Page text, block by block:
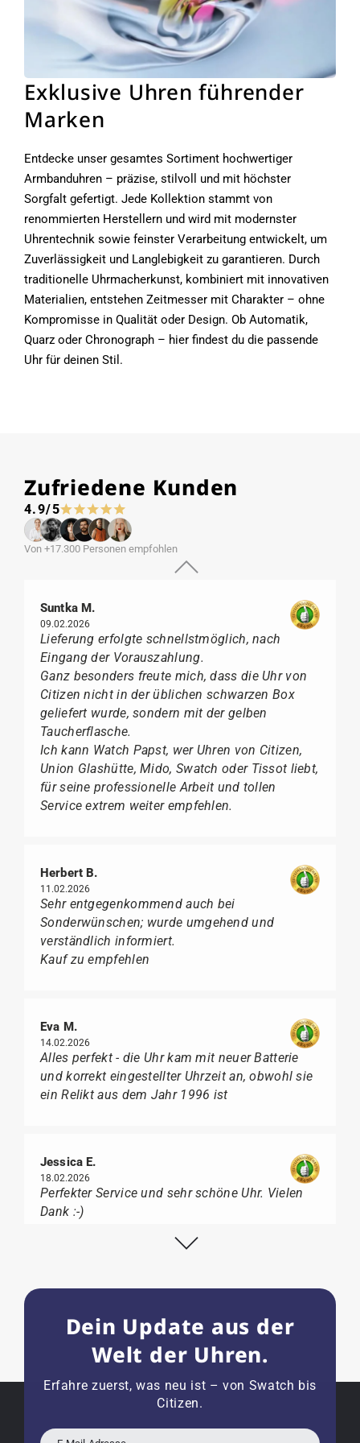
Exklusive Uhren führender
Marken
Entdecke unser gesamtes Sortiment hochwertiger
Armbanduhren – präzise, stilvoll und mit höchster
Sorgfalt gefertigt. Jede Kollektion stammt von
renommierten Herstellern und wird mit modernster
Uhrentechnik sowie feinster Verarbeitung entwickelt, um
Zuverlässigkeit und Langlebigkeit zu garantieren. Durch
traditionelle Uhrmacherkunst, kombiniert mit innovativen
Materialien, entstehen Zeitmesser mit Charakter – ohne
Kompromisse in Qualität oder Design. Ob Automatik,
Quarz oder Chronograph – hier findest du die passende
Uhr für deinen Stil.
Zufriedene Kunden
4.9/5
Von +17.300 Personen empfohlen
Suntka M.
09.02.2026
Lieferung erfolgte schnellstmöglich, nach
Eingang der Vorauszahlung.
Ganz besonders freute mich, dass die Uhr von
Citizen nicht in der üblichen schwarzen Box
geliefert wurde, sondern mit der gelben
Taucherflasche.
Ich kann Watch Papst, wer Uhren von Citizen,
Union Glashütte, Mido, Swatch oder Tissot liebt,
für seine professionelle Arbeit und tollen
Service extrem weiter empfehlen.
Herbert B.
11.02.2026
Sehr entgegenkommend auch bei
Sonderwünschen; wurde umgehend und
verständlich informiert.
Kauf zu empfehlen
Eva M.
14.02.2026
Alles perfekt - die Uhr kam mit neuer Batterie
und korrekt eingestellter Uhrzeit an, obwohl sie
ein Relikt aus dem Jahr 1996 ist
Jessica E.
18.02.2026
Perfekter Service und sehr schöne Uhr. Vielen
Dank :-)
To find a new in the box watch from 2003 is
really a time capsule! Very satisfied to find such
a great shop! Thank you!
Joshua L.
Dein Update aus der
Welt der Uhren.
Erfahre zuerst, was neu ist – von Swatch bis
Citizen.